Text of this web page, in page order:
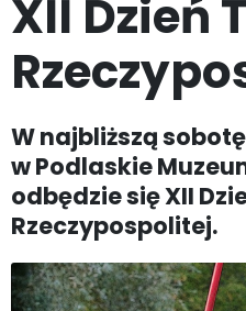
XII Dzień
W najbliższą
w Podlaskie
odbędzie się XII
Rzeczypospolitej.